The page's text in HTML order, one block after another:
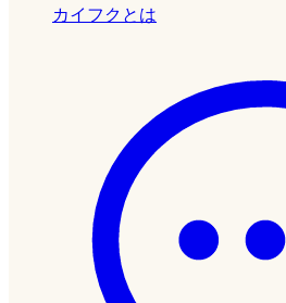
カイフクとは